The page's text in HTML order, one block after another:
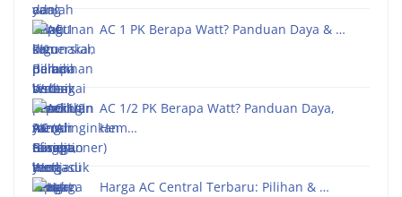
AC 1 PK Berapa Watt? Panduan Daya & …
AC 1/2 PK Berapa Watt? Panduan Daya,
Hem…
Harga AC Central Terbaru: Pilihan & …